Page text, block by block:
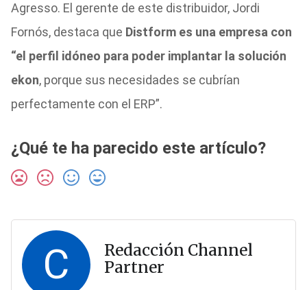
Agresso. El gerente de este distribuidor, Jordi
Fornós, destaca que Distform es una empresa con
“el perfil idóneo para poder implantar la solución
ekon, porque sus necesidades se cubrían
perfectamente con el ERP”.
¿Qué te ha parecido este artículo?
C
Redacción Channel
Partner